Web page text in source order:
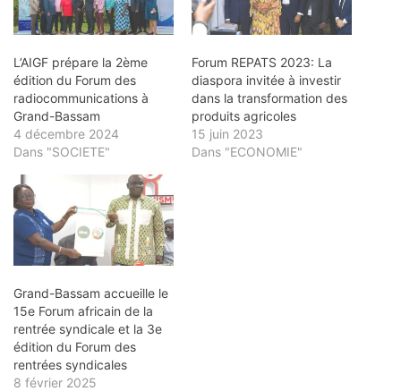
L’AIGF prépare la 2ème
édition du Forum des
radiocommunications à
Grand-Bassam
4 décembre 2024
Dans "SOCIETE"
Forum REPATS 2023: La
diaspora invitée à investir
dans la transformation des
produits agricoles
15 juin 2023
Dans "ECONOMIE"
Grand-Bassam accueille le
15e Forum africain de la
rentrée syndicale et la 3e
édition du Forum des
rentrées syndicales
8 février 2025